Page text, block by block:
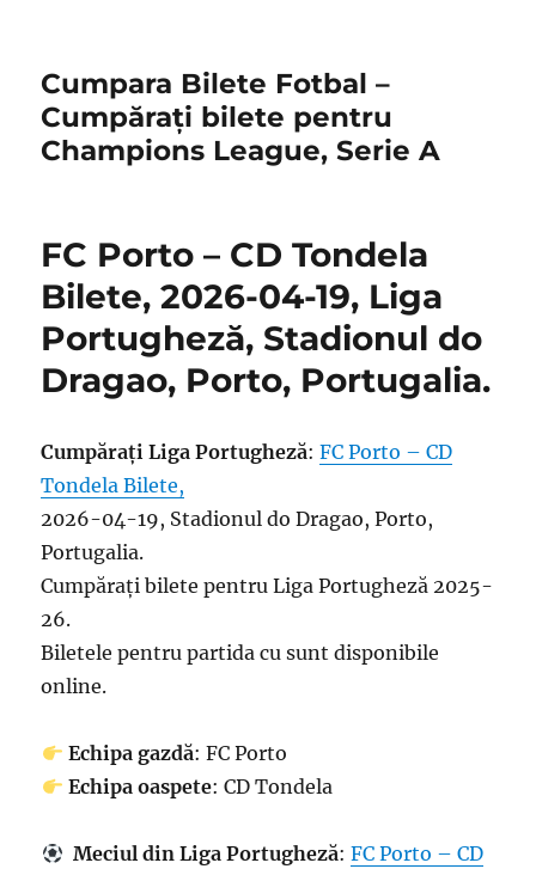
Cumpara Bilete Fotbal –
Cumpărați bilete pentru
Champions League, Serie A
FC Porto – CD Tondela
Bilete, 2026-04-19, Liga
Portugheză, Stadionul do
Dragao, Porto, Portugalia.
Cumpărați Liga Portugheză:FC Porto – CD
Tondela Bilete,
2026-04-19, Stadionul do Dragao, Porto,
Portugalia.
Cumpărați bilete pentru Liga Portugheză 2025-
26.
Biletele pentru partida cu sunt disponibile
online.
Echipa gazdă: FC Porto
Echipa oaspete: CD Tondela
Meciul din Liga Portugheză: FC Porto – CD